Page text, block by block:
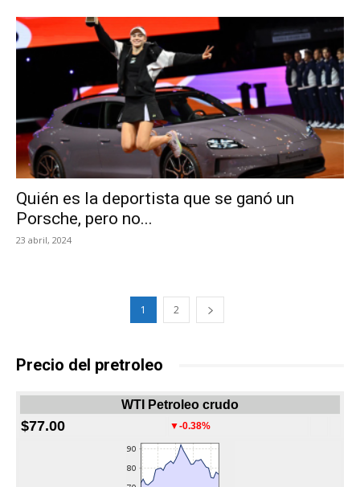
Quién es la deportista que se ganó un
Porsche, pero no...
23 abril, 2024
1 2
Precio del pretroleo
WTI Petroleo crudo
$77.00 ▼-0.38%